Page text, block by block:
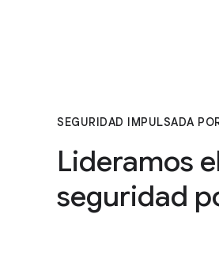
SEGURIDAD IMPULSADA
Lideramos
seguridad